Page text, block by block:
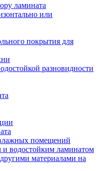
ламината
или
покрытия для
разновидности
помещений
и водостойким ламинатом
материалами на